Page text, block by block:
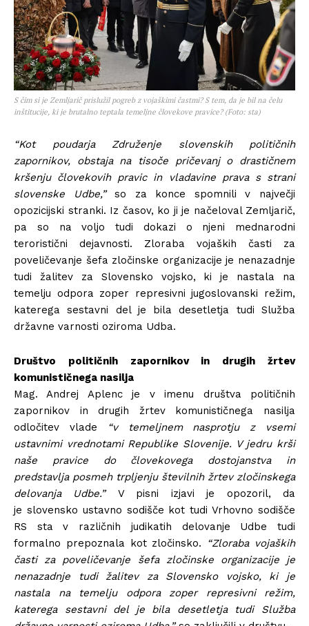
S čim si je Zemljarič prislužil pogreb z vojaškimi častmi? S tem, da je bil na čelu
inštitucije, ki je brutalno teptala temeljne človekove pravice? (Foto: sta)
“Kot poudarja Združenje slovenskih političnih
zapornikov, obstaja na tisoče pričevanj o drastičnem
kršenju človekovih pravic in vladavine prava s strani
slovenske Udbe,”so za konce spomnili v največji
opozicijski stranki. Iz časov, ko ji je načeloval Zemljarič,
pa so na voljo tudi dokazi o njeni mednarodni
teroristični dejavnosti. Zloraba vojaških časti za
poveličevanje šefa zločinske organizacije je nenazadnje
tudi žalitev za Slovensko vojsko, ki je nastala na
temelju odpora zoper represivni jugoslovanski režim,
katerega sestavni del je bila desetletja tudi Služba
državne varnosti oziroma Udba.
Društvo političnih zapornikov in drugih žrtev
komunističnega nasilja
Mag. Andrej Aplenc je v imenu društva političnih
zapornikov in drugih žrtev komunističnega nasilja
odločitev vlade
“v temeljnem nasprotju z vsemi
ustavnimi vrednotami Republike Slovenije. V jedru krši
naše pravice do človekovega dostojanstva in
predstavlja posmeh trpljenju številnih žrtev zločinskega
delovanja Udbe.” V pisni izjavi je opozoril, da
je slovensko ustavno sodišče kot tudi Vrhovno sodišče
RS sta v različnih judikatih delovanje Udbe tudi
formalno prepoznala kot zločinsko. “Zloraba vojaških
časti za poveličevanje šefa zločinske organizacije je
nenazadnje tudi žalitev za Slovensko vojsko, ki je
nastala na temelju odpora zoper represivni režim,
katerega sestavni del je bila desetletja tudi Služba